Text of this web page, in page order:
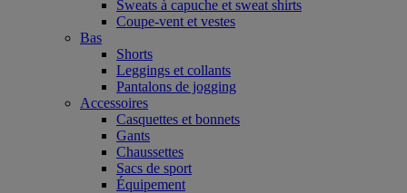
Sweats à capuche et sweat shirts
Coupe-vent et vestes
Bas
Shorts
Leggings et collants
Pantalons de jogging
Accessoires
Casquettes et bonnets
Gants
Chaussettes
Sacs de sport
Équipement